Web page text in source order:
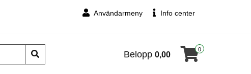
Användarmeny Info center
Belopp 0,00
0